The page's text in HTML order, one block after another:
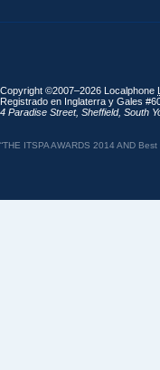
Copyright ©2007–2026 Localphone
Registrado en Inglaterra y Gales
4 Paradise Street, Sheffield, South
“THE ITSPA AWARDS 2014 AND